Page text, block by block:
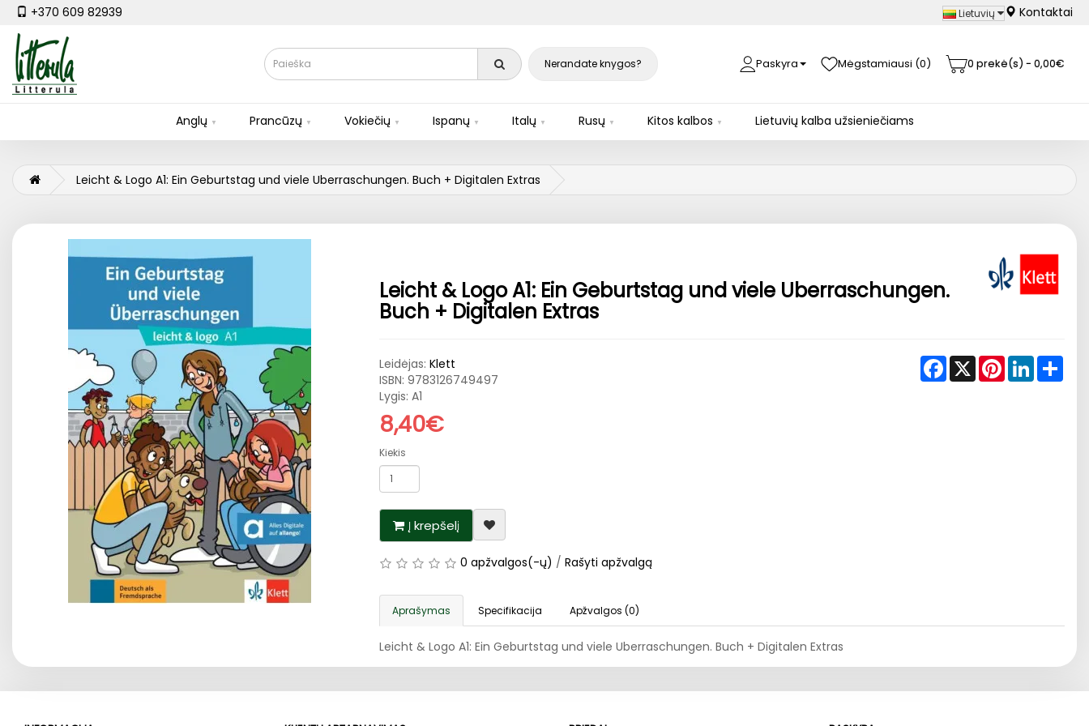
+370 609 82939 Lietuvių Kontaktai
Nerandate knygos? Paskyra Mėgstamiausi (0) 0 prekė(s) - 0,00€
Anglų Prancūzų Vokiečių Ispanų Italų Rusų Kitos kalbos Lietuvių kalba užsieniečiams
Leicht & Logo A1: Ein Geburtstag und viele Uberraschungen. Buch + Digitalen Extras
Leicht & Logo A1: Ein Geburtstag und viele Uberraschungen.
Buch + Digitalen Extras
Leidėjas: Klett
ISBN: 9783126749497
Lygis: A1
Facebook
X PinterestLinkedIn
8,40€
Kiekis
Į krepšelį
0 apžvalgos(-ų) / Rašyti apžvalgą
Aprašymas Specifikacija Apžvalgos (0)
Leicht & Logo A1: Ein Geburtstag und viele Uberraschungen. Buch + Digitalen Extras